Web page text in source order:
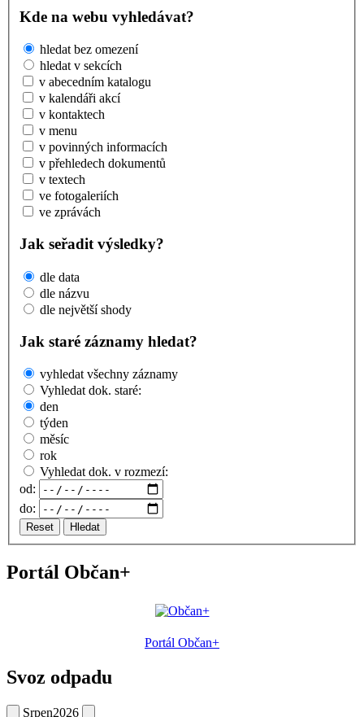
Kde na webu vyhledávat?
hledat bez omezení
hledat v sekcích
v abecedním katalogu
v kalendáři akcí
v kontaktech
v menu
v povinných informacích
v přehledech dokumentů
v textech
ve fotogaleriích
ve zprávách
Jak seřadit výsledky?
dle data
dle názvu
dle největší shody
Jak staré záznamy hledat?
vyhledat všechny záznamy
Vyhledat dok. staré:
den
týden
měsíc
rok
Vyhledat dok. v rozmezí:
od:
do:
Reset Hledat
Portál Občan+
Portál Občan+
Svoz odpadu
Srpen2026